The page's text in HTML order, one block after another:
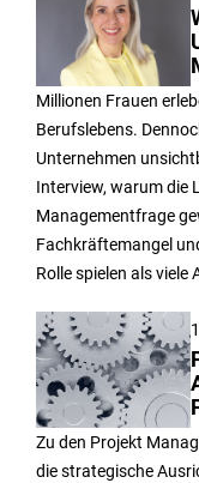
Millionen Frauen
Berufslebens.
Unternehmen
Interview, warum die
Managementfrage
Fachkräftemangel
Rolle spielen als viele
Zu den Projekt
die strategische